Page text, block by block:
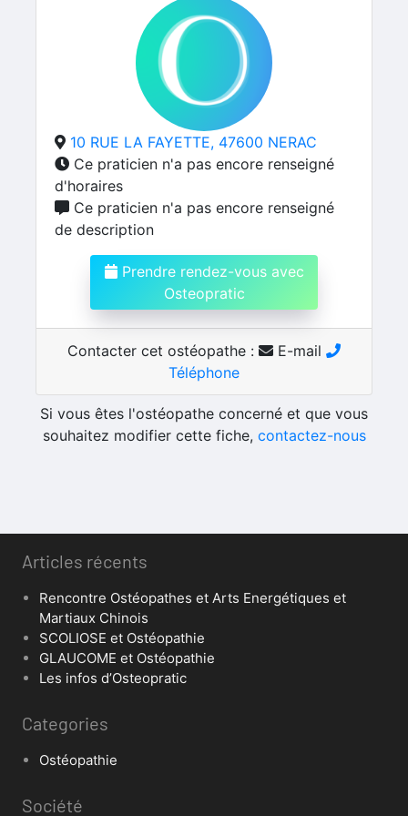
10 RUE LA FAYETTE, 47600 NERAC
Ce praticien n'a pas encore renseigné
d'horaires
Ce praticien n'a pas encore renseigné
de description
Prendre rendez-vous avec
Osteopratic
Contacter cet ostéopathe :
E-mail
Téléphone
Si vous êtes l'ostéopathe concerné et que vous
souhaitez modifier cette fiche, contactez-nous
Articles récents
Rencontre Ostéopathes et Arts Energétiques et
Martiaux Chinois
SCOLIOSE et Ostéopathie
GLAUCOME et Ostéopathie
Les infos d’Osteopratic
Categories
Ostéopathie
Société